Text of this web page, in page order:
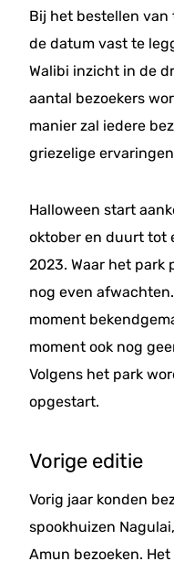
Bij het bestellen van
de datum vast te
Walibi inzicht in de
aantal bezoekers
manier zal iedere
griezelige
Halloween start
oktober en duurt tot
2023. Waar het park
nog even
moment
moment ook nog
Volgens het park
opgestart.
Vorige editie
Vorig jaar konden
spookhuizen
Amun bezoeken.